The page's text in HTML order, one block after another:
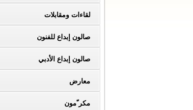
لقاءات ومقابلات
صالون إبداع للفنون
صالون إبداع الأدبي
معارض
مكر ّمون